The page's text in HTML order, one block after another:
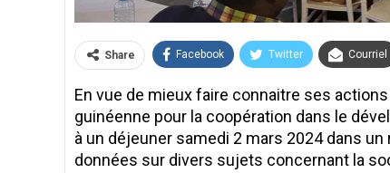
Share Facebook Twitter Courriel
En vue de mieux faire connaitre ses
guinéenne pour la coopération dans le
à un déjeuner samedi 2 mars 2024 dans
données sur divers sujets concernant la